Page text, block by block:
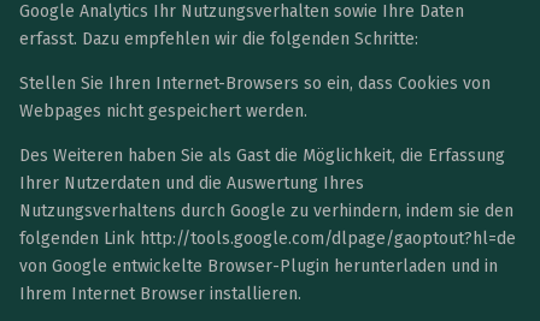
Google Analytics Ihr Nutzungsverhalten sowie Ihre Daten
erfasst. Dazu empfehlen wir die folgenden Schritte:
Stellen Sie Ihren Internet-Browsers so ein, dass Cookies von
Webpages nicht gespeichert werden.
Des Weiteren haben Sie als Gast die Möglichkeit, die Erfassung
Ihrer Nutzerdaten und die Auswertung Ihres
Nutzungsverhaltens durch Google zu verhindern, indem sie den
folgenden Link http://tools.google.com/dlpage/gaoptout?hl=de
von Google entwickelte Browser-Plugin herunterladen und in
Ihrem Internet Browser installieren.